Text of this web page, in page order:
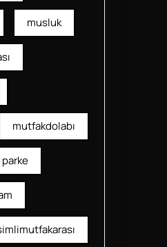
musluk
mutfakdolabı
parke